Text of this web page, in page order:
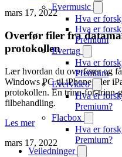
Evermusic
Hva er
Hva er
Premium
Evertag
Hva er
Premium
Evervideo
Hva er
Premium?
Flacbox
Hva er
Premium?
Veiledninger
mars 17, 2022
Overfør filer fra
protokollen
Lær hvordan du overfører og
Windows PC til iPhone eller
protokollen. En trinn-for-trinn-
filbehandling.
Les mer
mars 17, 2022